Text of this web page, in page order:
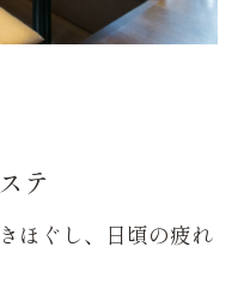
テ
ほぐし、日頃の疲れ